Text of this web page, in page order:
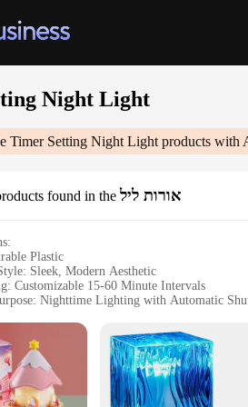
Night Light
Timer Setting Night Light products with
found in the אורות ליל
Plastic
Sleek, Modern Aesthetic
Customizable 15-60 Minute Intervals
Nighttime Lighting with Automatic
Includes Night Light and Power
Solution**